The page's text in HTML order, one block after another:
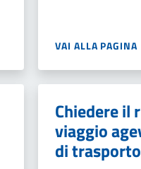
VAI ALLA PAGINA
Chiedere il
viaggio
di